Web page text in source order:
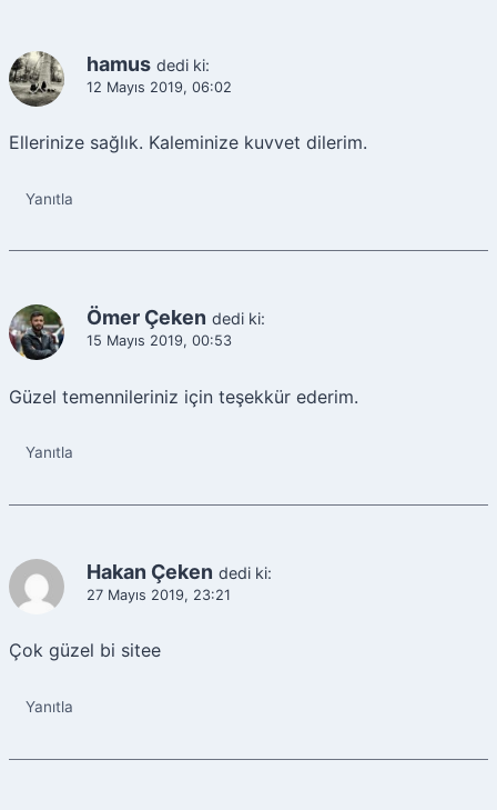
hamus dedi ki:
12 Mayıs 2019, 06:02
Ellerinize sağlık. Kaleminize kuvvet dilerim.
Yanıtla
Ömer Çeken dedi ki:
15 Mayıs 2019, 00:53
Güzel temennileriniz için teşekkür ederim.
Yanıtla
Hakan Çeken dedi ki:
27 Mayıs 2019, 23:21
Çok güzel bi sitee
Yanıtla